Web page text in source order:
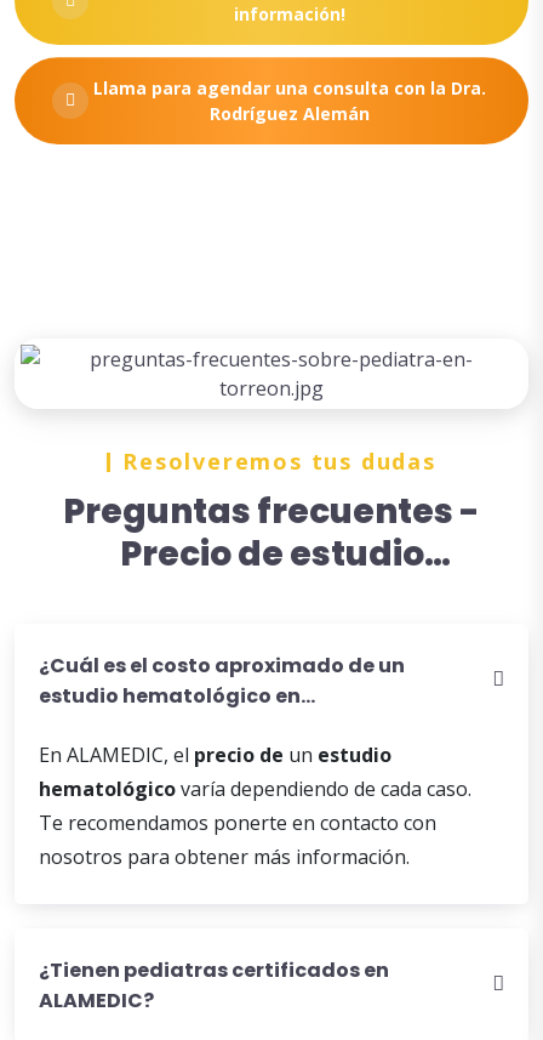
información!
Llama para agendar una consulta con la Dra.
Rodríguez Alemán
Resolveremos tus dudas
Preguntas frecuentes -
Precio de estudio
¿Cuál es el costo aproximado de un
estudio hematológico en
En ALAMEDIC, el precio de un estudio
hematológicovaría dependiendo de cada caso.
Te recomendamos ponerte en contacto con
nosotros para obtener más información.
¿Tienen pediatras certificados en
ALAMEDIC?